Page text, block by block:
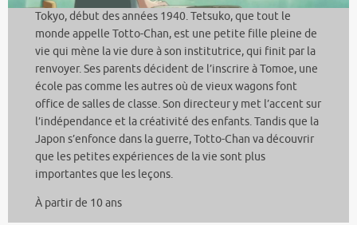
Tokyo, début des années 1940. Tetsuko, que tout le
monde appelle Totto-Chan, est une petite fille pleine de
vie qui mène la vie dure à son institutrice, qui finit par la
renvoyer. Ses parents décident de l’inscrire à Tomoe, une
école pas comme les autres où de vieux wagons font
office de salles de classe. Son directeur y met l’accent sur
l’indépendance et la créativité des enfants. Tandis que la
Japon s’enfonce dans la guerre, Totto-Chan va découvrir
que les petites expériences de la vie sont plus
importantes que les leçons.
À partir de 10 ans